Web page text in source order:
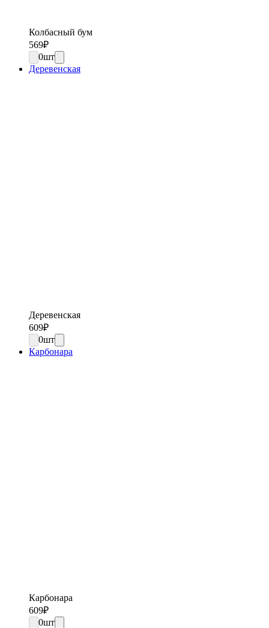
Колбасный бум
569₽
0шт
Деревенская
Деревенская
609₽
0шт
Карбонара
Карбонара
609₽
0шт